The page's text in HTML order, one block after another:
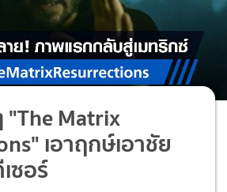
"The Matrix
เอาฤกษ์เอาชัย
ซอร์